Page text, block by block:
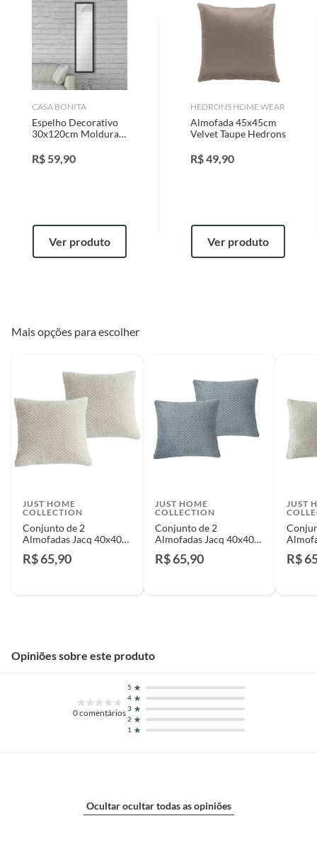
Decoração de Jardim
Decoração
CASA BONITA
Espelho Decorativo
30x120cm Moldura
R$59,90
Ver produto
HEDRONS HOME WEAR
Almofada 45x45cm
Velvet Taupe Hedrons
R$49,90
Ver produto
Mais opções para escolher
JUST HOME
COLLECTION
Conjunto de 2
Almofadas Jacq 40x40
Collection
R$ 65,90
JUST HOME
COLLECTION
Conjunto de 2
Almofadas Jacq 40x40
Collection
R$ 65,90
JUST
R$
Opiniões sobre este produto
0comentários
1
2
3
4
5
Ocultar ocultar todas as opiniões